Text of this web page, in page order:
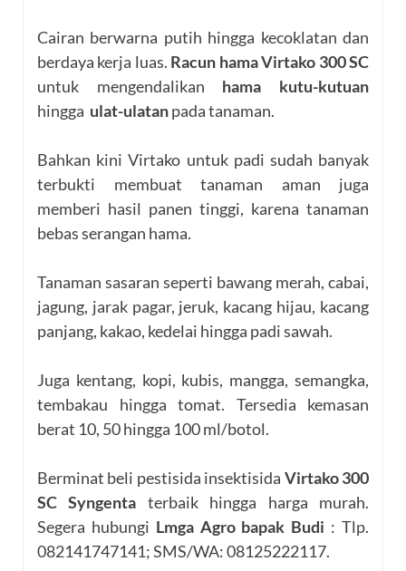
Cairan berwarna putih hingga kecoklatan dan
berdaya kerja luas. Racun hama Virtako 300 SC
untuk mengendalikan hama kutu-kutuan
hingga ulat-ulatanpada tanaman.
Bahkan kini Virtako untuk padi sudah banyak
terbukti membuat tanaman aman juga
memberi hasil panen tinggi, karena tanaman
bebas serangan hama.
Tanaman sasaran seperti bawang merah, cabai,
jagung, jarak pagar, jeruk, kacang hijau, kacang
panjang, kakao, kedelai hingga padi sawah.
Juga kentang, kopi, kubis, mangga, semangka,
tembakau hingga tomat. Tersedia kemasan
berat 10, 50 hingga 100 ml/botol.
Berminat beli pestisida insektisida Virtako 300
SC Syngenta terbaik hingga harga murah.
Segera hubungi Lmga Agro bapak Budi : Tlp.
082141747141; SMS/WA: 08125222117.